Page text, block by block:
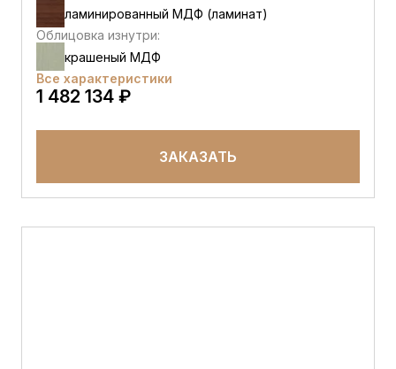
ламинированный МДФ (ламинат)
Облицовка изнутри:
крашеный МДФ
Все характеристики
1 482 134 ₽
ЗАКАЗАТЬ